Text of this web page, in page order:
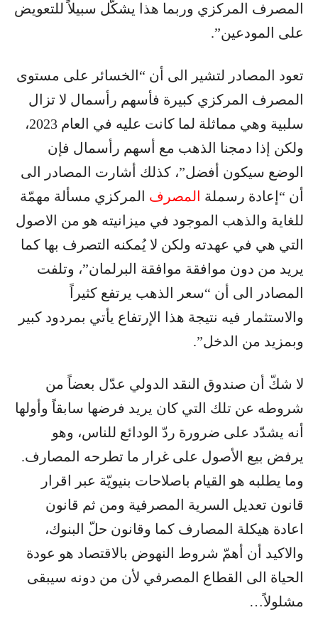
المصرف المركزي وربما هذا يشكّل سبيلاً للتعويض
على المودعين”.
تعود المصادر لتشير الى أن “الخسائر على مستوى
المصرف المركزي كبيرة فأسهم رأسمال لا تزال
سلبية وهي مماثلة لما كانت عليه في العام 2023،
ولكن إذا دمجنا الذهب مع أسهم رأسمال فإن
الوضع سيكون أفضل”، كذلك أشارت المصادر الى
أن “إعادة رسملة المصرف المركزي مسألة مهمّة
للغاية والذهب الموجود في ميزانيته هو من الاصول
التي هي في عهدته ولكن لا يُمكنه التصرف بها كما
يريد من دون موافقة موافقة البرلمان”، وتلفت
المصادر الى أن “سعر الذهب يرتفع كثيراً
والاستثمار فيه نتيجة هذا الإرتفاع يأتي بمردود كبير
وبمزيد من الدخل”.
لا شكّ أن صندوق النقد الدولي عدّل بعضاً من
شروطه عن تلك التي كان يريد فرضها سابقاً وأولها
أنه يشدّد على ضرورة ردّ الودائع للناس، وهو
يرفض بيع الأصول على غرار ما تطرحه المصارف.
وما يطلبه هو القيام باصلاحات بنيويّة عبر اقرار
قانون تعديل السرية المصرفية ومن ثم قانون
اعادة هيكلة المصارف كما وقانون حلّ البنوك،
والاكيد أن أهمّ شروط النهوض بالاقتصاد هو عودة
الحياة الى القطاع المصرفي لأن من دونه سيبقى
مشلولاً…